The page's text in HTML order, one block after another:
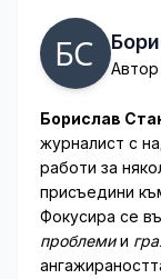
Автор
Борислав
журналист с
работи за
присъедини
Фокусира се
проблемии